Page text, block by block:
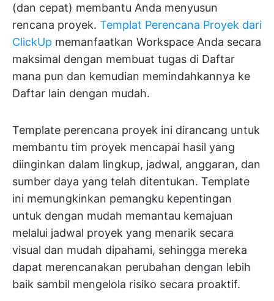
(dan cepat) membantu Anda menyusun
rencana proyek. Templat Perencana Proyek dari
ClickUp memanfaatkan Workspace Anda secara
maksimal dengan membuat tugas di Daftar
mana pun dan kemudian memindahkannya ke
Daftar lain dengan mudah.
Template perencana proyek ini dirancang untuk
membantu tim proyek mencapai hasil yang
diinginkan dalam lingkup, jadwal, anggaran, dan
sumber daya yang telah ditentukan. Template
ini memungkinkan pemangku kepentingan
untuk dengan mudah memantau kemajuan
melalui jadwal proyek yang menarik secara
visual dan mudah dipahami, sehingga mereka
dapat merencanakan perubahan dengan lebih
baik sambil mengelola risiko secara proaktif.